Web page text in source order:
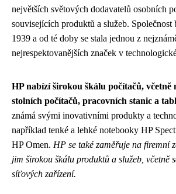
největších světových dodavatelů osobních
souvisejících produktů a služeb. Společnost
1939 a od té doby se stala jednou z
nejrespektovanějších značek v
HP nabízí širokou škálu počítačů, včetně
stolních počítačů, pracovních stanic a
známá svými inovativními produkty a
například tenké a lehké notebooky HP
HP Omen. HP se také zaměřuje na firemní
jim širokou škálu produktů a služeb, včetně
síťových zařízení.